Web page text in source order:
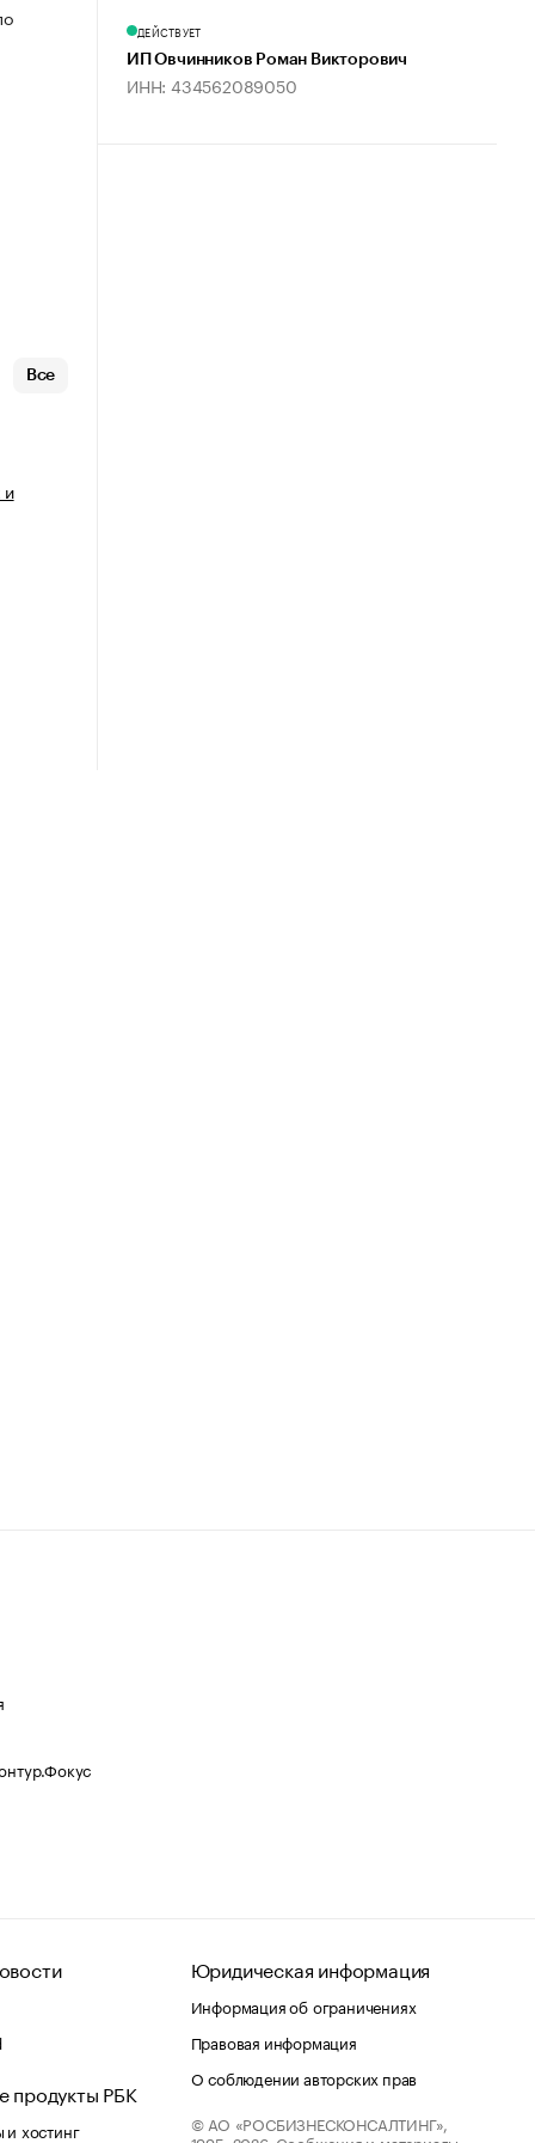
Все
и
ДЕЙСТВУЕТ
ИП Овчинников Роман Викторович
ИНН: 434562089050
продукты РБК
хостинг
Юридическая информация
Информация об ограничениях
Правовая информация
О соблюдении авторских прав
© АО «РОСБИЗНЕСКОНСАЛТИНГ»,